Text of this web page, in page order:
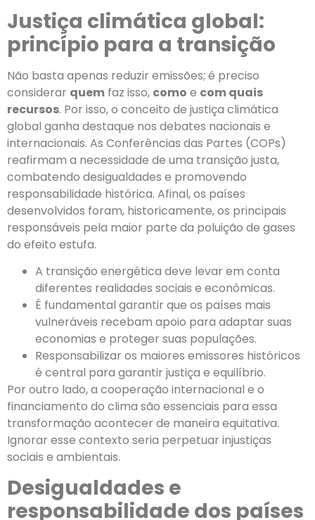
Justiça climática global:
princípio para a transição
Não basta apenas reduzir emissões; é preciso
considerar quem faz isso, como e com quais
recursos. Por isso, o conceito de justiça climática
global ganha destaque nos debates nacionais e
internacionais. As Conferências das Partes (COPs)
reafirmam a necessidade de uma transição justa,
combatendo desigualdades e promovendo
responsabilidade histórica. Afinal, os países
desenvolvidos foram, historicamente, os principais
responsáveis pela maior parte da poluição de gases
do efeito estufa.
A transição energética deve levar em conta
diferentes realidades sociais e econômicas.
É fundamental garantir que os países mais
vulneráveis recebam apoio para adaptar suas
economias e proteger suas populações.
Responsabilizar os maiores emissores históricos
é central para garantir justiça e equilíbrio.
Por outro lado, a cooperação internacional e o
financiamento do clima são essenciais para essa
transformação acontecer de maneira equitativa.
Ignorar esse contexto seria perpetuar injustiças
sociais e ambientais.
Desigualdades e
responsabilidade dos países